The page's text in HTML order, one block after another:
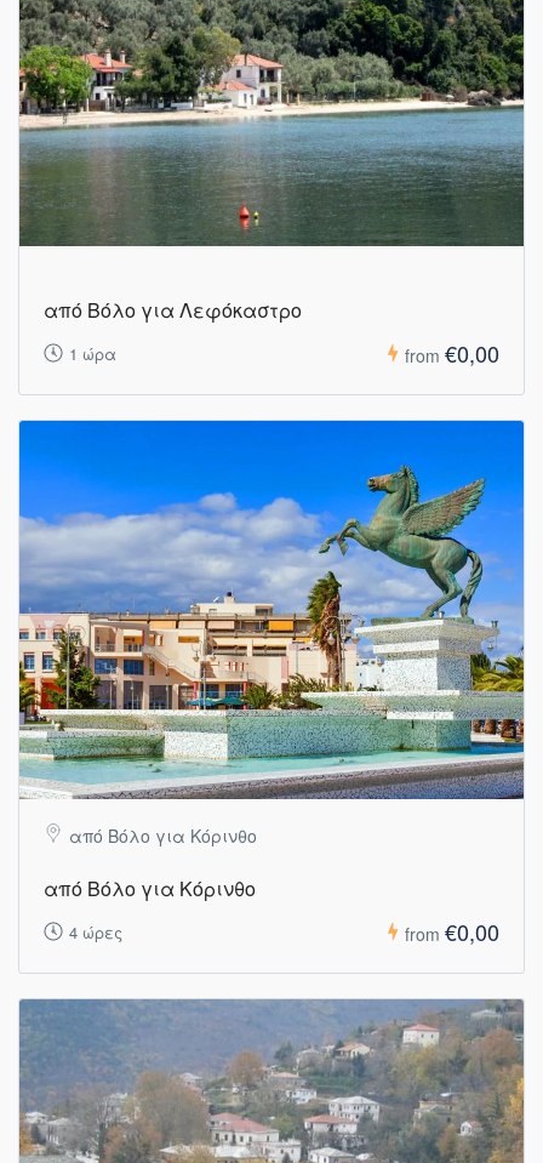
από Βόλο για Λεφόκαστρο
1 ώρα from €0,00
από Βόλο για Κόρινθο
από Βόλο για Κόρινθο
4 ώρες from €0,00